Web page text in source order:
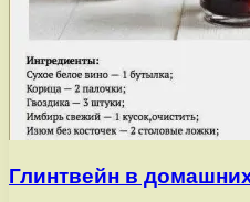
Глинтвейн в